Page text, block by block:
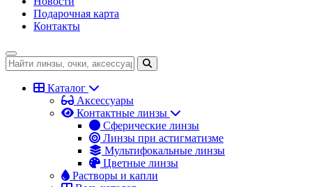
Подарочная карта
Контакты
Каталог
Аксессуары
Контактные линзы
Сферические линзы
Линзы при астигматизме
Мультифокальные линзы
Цветные линзы
Растворы и капли